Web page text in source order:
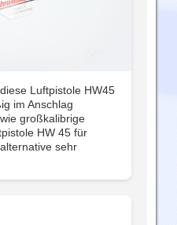
Luftpistole HW45
im Anschlag
großkalibrige
HW 45 für
sehr